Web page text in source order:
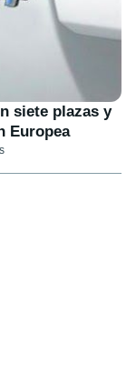
siete plazas y
Europea